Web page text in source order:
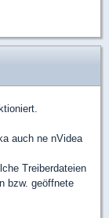
auch ne nVidea
Treiberdateien
bzw. geöffnete